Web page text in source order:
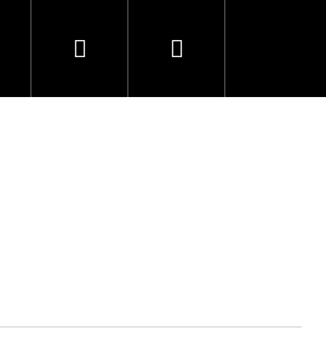
– Cenník
PrihlásenieNákupný